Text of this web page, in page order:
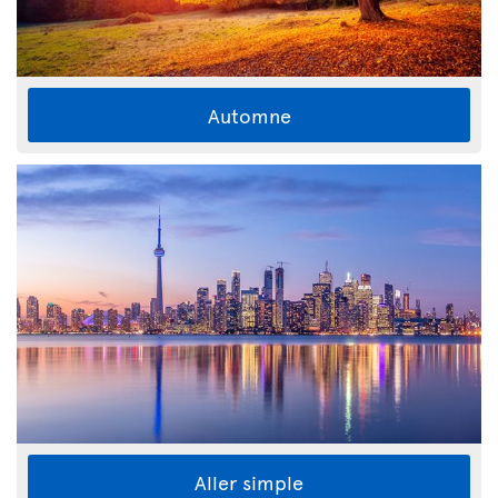
Automne
Aller simple